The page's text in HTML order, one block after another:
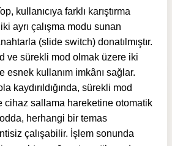
kullanıcıya farklı karıştırma
ayrı çalışma modu sunan
(slide switch) donatılmıştır.
ve sürekli mod olmak üzere iki
esnek kullanım imkânı sağlar.
kaydırıldığında, sürekli mod
cihaz sallama hareketine otomatik
herhangi bir temas
çalışabilir. İşlem sonunda